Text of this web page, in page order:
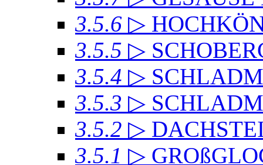
3.5.6 ▷
3.5.5 ▷
3.5.4 ▷
3.5.3 ▷
3.5.2 ▷
3.5.1 ▷